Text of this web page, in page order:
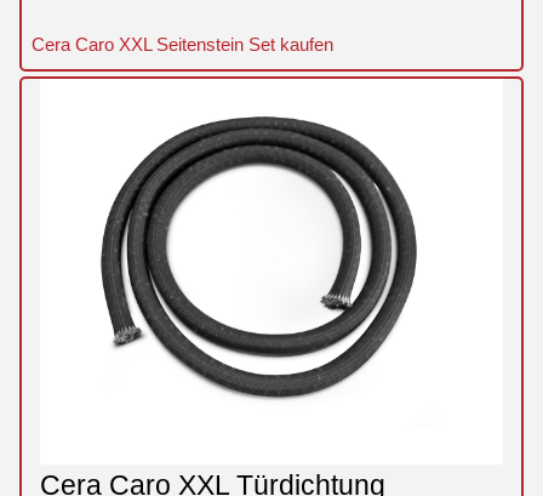
Cera Caro XXL Seitenstein Set kaufen
Cera Caro XXL Türdichtung